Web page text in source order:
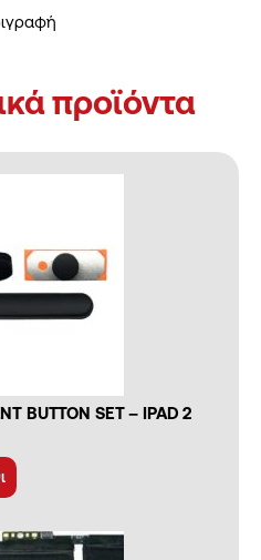
προϊόντα
BUTTON SET – IPAD 2